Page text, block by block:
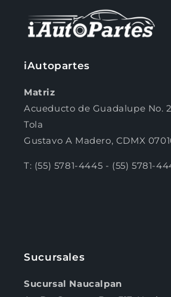
iAutopartes
Matriz
Acueducto de Guadalupe No.
Tola
Gustavo A Madero, CDMX
T: (55) 5781-4445 - (55) 5781-
Sucursales
Sucursal Naucalpan
Compra ahora y paga
sin tarjeta de
1 Agrega tu producto al
2
3 Paga mes a mescon
¿Tienes dudas? Consulta